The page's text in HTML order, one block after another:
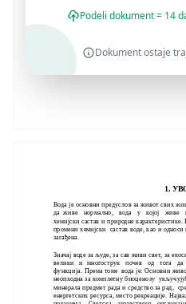
1.
Вода је основни предуслов за живот свих
да живе нормално, вода у којој живе
хемијски састав и природне
промени хемијски састав воде, као и односи
загађена.
Значај воде за људе, за сав живи свет, за
велики и многострук почев од тога
функција. Према томе вода је: Основни
неопходна за комплетну биоценозу
минерала предмет рада и средство за рад,
енергетских ресурса, место рекреације.
Podeli dokument = 14
Dokument ostaje